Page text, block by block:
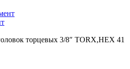
торцевых 3/8″ TORX,HEX 41